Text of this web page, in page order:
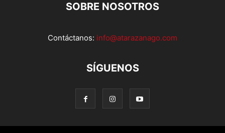
SOBRE NOSOTROS
Contáctanos: info@atarazanago.com
SÍGUENOS